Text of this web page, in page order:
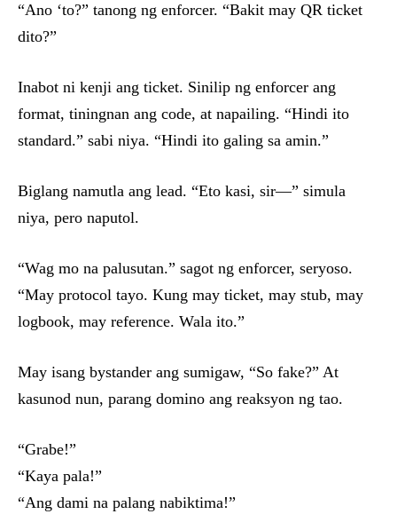
“Ano ‘to?” tanong ng enforcer. “Bakit may QR ticket
dito?”
Inabot ni kenji ang ticket. Sinilip ng enforcer ang
format, tiningnan ang code, at napailing. “Hindi ito
standard.” sabi niya. “Hindi ito galing sa amin.”
Biglang namutla ang lead. “Eto kasi, sir—” simula
niya, pero naputol.
“Wag mo na palusutan.” sagot ng enforcer, seryoso.
“May protocol tayo. Kung may ticket, may stub, may
logbook, may reference. Wala ito.”
May isang bystander ang sumigaw, “So fake?” At
kasunod nun, parang domino ang reaksyon ng tao.
“Grabe!”
“Kaya pala!”
“Ang dami na palang nabiktima!”